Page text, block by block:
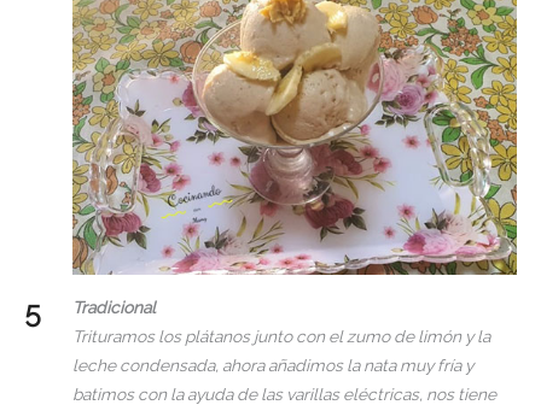
Tradicional
Trituramos los plátanos junto con el zumo de limón y la
leche condensada, ahora añadimos la nata muy fría y
batimos con la ayuda de las varillas eléctricas, nos tiene